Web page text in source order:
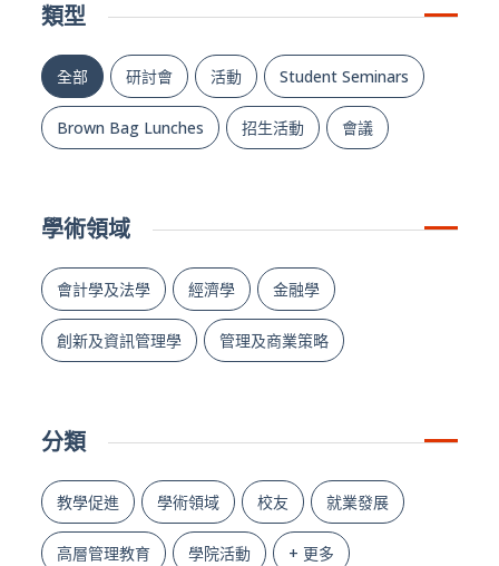
類型
全部 研討會 活動 Student Seminars
Brown Bag Lunches 招生活動 會議
學術領域
會計學及法學 經濟學 金融學
創新及資訊管理學 管理及商業策略
分類
教學促進 學術領域 校友 就業發展
高層管理教育 學院活動 + 更多